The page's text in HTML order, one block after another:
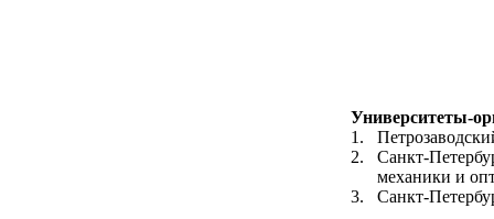
Университеты-
1.
2.
Санкт-
механики и
3.
Санкт-